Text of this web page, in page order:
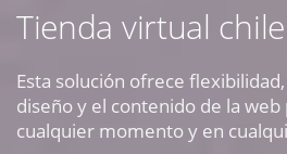
Tienda virtual chile
Esta solución ofrece
diseño y el contenido de la
cualquier momento y en
09:30 AM A 18:30 PM
soporte@webseo.cl